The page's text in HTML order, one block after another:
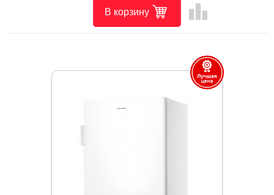
В корзину leaderboard